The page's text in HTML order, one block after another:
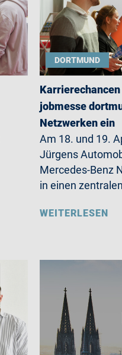
DORTMUND
jobmesse
Netzwerken ein
Am 18. und 19.
Jürgens
Mercedes-Benz
in einen
WEITERLESEN